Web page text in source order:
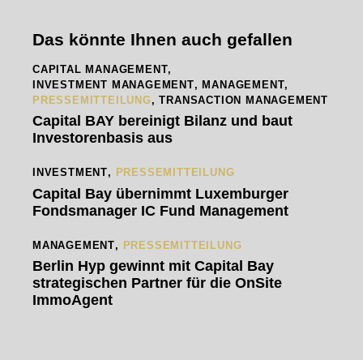
Das könnte Ihnen auch gefallen
CAPITAL MANAGEMENT,
INVESTMENT MANAGEMENT,MANAGEMENT,
PRESSEMITTEILUNG,TRANSACTION MANAGEMENT
Capital BAY bereinigt Bilanz und baut
Investorenbasis aus
INVESTMENT, PRESSEMITTEILUNG
Capital Bay übernimmt Luxemburger
Fondsmanager IC Fund Management
MANAGEMENT, PRESSEMITTEILUNG
Berlin Hyp gewinnt mit Capital Bay
strategischen Partner für die OnSite
ImmoAgent